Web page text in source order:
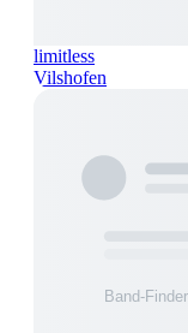
limitless
Vilshofen